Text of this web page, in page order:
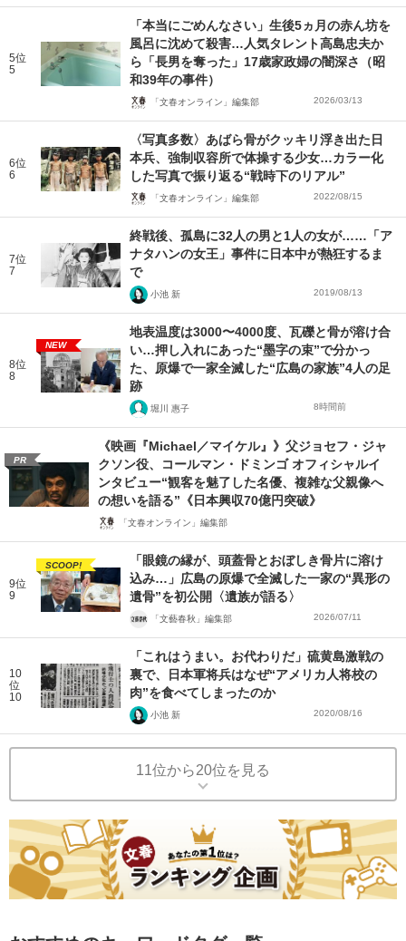
5位
5
「本当にごめんなさい」生後5ヵ月の赤ん坊を
風呂に沈めて殺害…人気タレント高島忠夫か
ら「長男を奪った」17歳家政婦の闇深さ（昭
和39年の事件）
「文春オンライン」編集部 2026/03/13
6位
6
〈写真多数〉あばら骨がクッキリ浮き出た日
本兵、強制収容所で体操する少女…カラー化
した写真で振り返る“戦時下のリアル”
「文春オンライン」編集部 2022/08/15
7位
7
終戦後、孤島に32人の男と1人の女が……「ア
ナタハンの女王」事件に日本中が熱狂するま
で
小池 新 2019/08/13
8位
8
NEW
地表温度は3000〜4000度、瓦礫と骨が溶け合
い…押し入れにあった“墨字の束”で分かっ
た、原爆で一家全滅した“広島の家族”4人の足
跡
堀川 惠子 8時間前
PR
《映画『Michael／マイケル』》父ジョセフ・ジャ
クソン役、コールマン・ドミンゴ オフィシャルイ
ンタビュー“観客を魅了した名優、複雑な父親像へ
の想いを語る”《日本興収70億円突破》
「文春オンライン」編集部
9位
9
SCOOP!
「眼鏡の縁が、頭蓋骨とおぼしき骨片に溶け
込み…」広島の原爆で全滅した一家の“異形の
遺骨”を初公開〈遺族が語る〉
「文藝春秋」編集部 2026/07/11
10
位
10
「これはうまい。お代わりだ」硫黄島激戦の
裏で、日本軍将兵はなぜ“アメリカ人将校の
肉”を食べてしまったのか
小池 新 2020/08/16
11位から20位を見る